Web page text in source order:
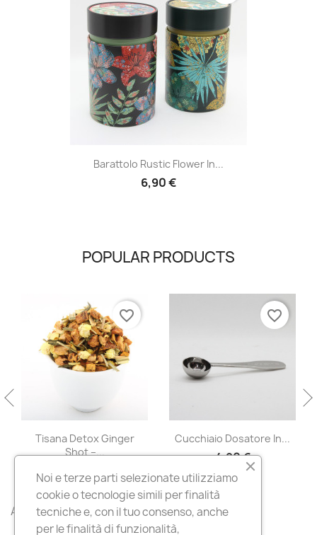
Barattolo Rustic Flower In...
6,90 €
POPULAR PRODUCTS
Tisana Detox Ginger
Shot –...
favorite_border
Cucchiaio Dosatore In...
4,90 €
favorite_border
All products
Noi e terze parti selezionate utilizziamo
cookie o tecnologie simili per finalità
tecniche e, con il tuo consenso, anche
per le finalità di funzionalità,